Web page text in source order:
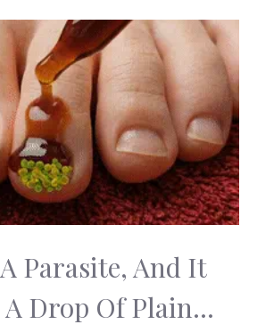
Parasite, And It
Drop Of Plain...